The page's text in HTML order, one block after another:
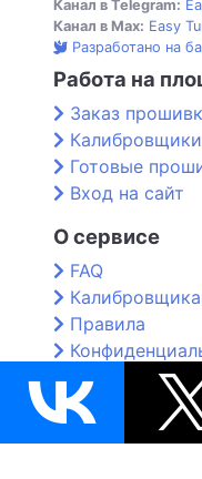
Канал в Telegram:
Канал в Max: Easy
Разработано на
Работа на
Заказ
Калибровщики
Готовые
Вход на сайт
О сервисе
FAQ
Правила
Контакты